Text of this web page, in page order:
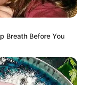
Breath Before You